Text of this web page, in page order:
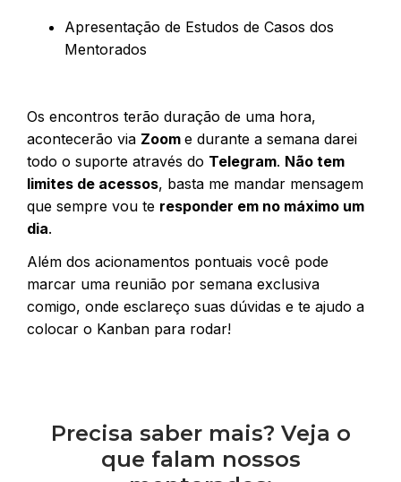
Apresentação de Estudos de Casos dos
Mentorados
Os encontros terão duração de uma hora,
acontecerão via Zoom e durante a semana darei
todo o suporte através do Telegram. Não tem
limites de acessos, basta me mandar mensagem
que sempre vou te responder em no máximo um
dia.
Além dos acionamentos pontuais você pode
marcar uma reunião por semana exclusiva
comigo, onde esclareço suas dúvidas e te ajudo a
colocar o Kanban para rodar!
Precisa saber mais? Veja o
que falam nossos